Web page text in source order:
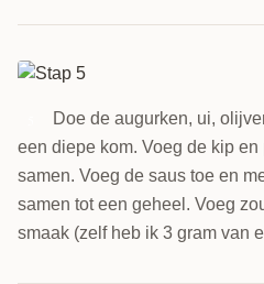
Doe de augurken, ui,
een diepe kom. Voeg de kip
samen. Voeg de saus toe en
samen tot een geheel. Voeg
smaak (zelf heb ik 3 gram van